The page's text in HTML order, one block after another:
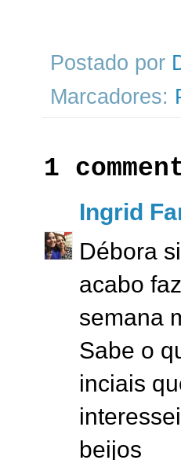
Postado por
Marcadores:
1
Ingrid
Débora
acabo
semana
Sabe o
inciais
interessei
beijos